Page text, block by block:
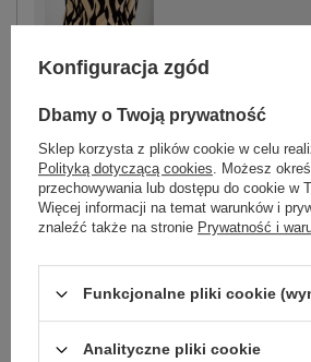
czarno-beżowy
ZALOGUJ SIĘ I
Masz pytanie? Chętnie pomożemy.
skład materiału : 95% poliester, 5% elastan
Konfiguracja zgód
Dbamy o Twoją prywatność
Sklep korzysta z plików cookie w celu
Polityką dotyczącą cookies. Możesz
przechowywania lub dostępu do cookie w
Więcej informacji na temat warunków i
znaleźć także na stronie Prywatność i
Funkcjonalne pliki cookie
Analityczne pliki cookie